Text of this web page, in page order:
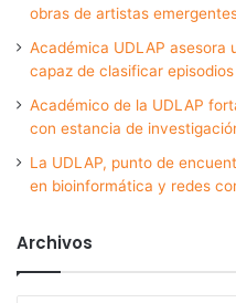
obras de artistas
Académica UDLAP
capaz de clasificar
Académico de la UDLAP
con estancia de
La UDLAP, punto de
en bioinformática y redes
Archivos